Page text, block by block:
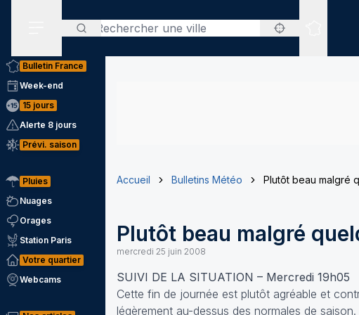
Rechercher
Sites
Bulletin France
Week-end
15 jours
Alerte 8 jours
Prévi. saison
Pluies
Nuages
Orages
Station Paris
Votre quartier
Webcams
Accueil Bulletins Météo Plutôt beau malgré
Plutôt beau malgré
mercredi 25 juin 2008
SUIVI DE LA SITUATION – Mercredi 19h05
Cette fin de journée est plutôt agréable et
légèrement au-dessus des normales de